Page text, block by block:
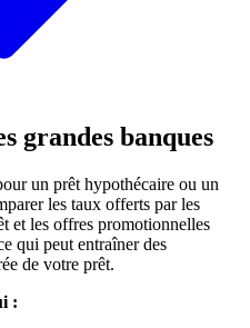
grandes banques
un prêt hypothécaire ou un
les taux offerts par les
et les offres promotionnelles
qui peut entraîner des
de votre prêt.
: